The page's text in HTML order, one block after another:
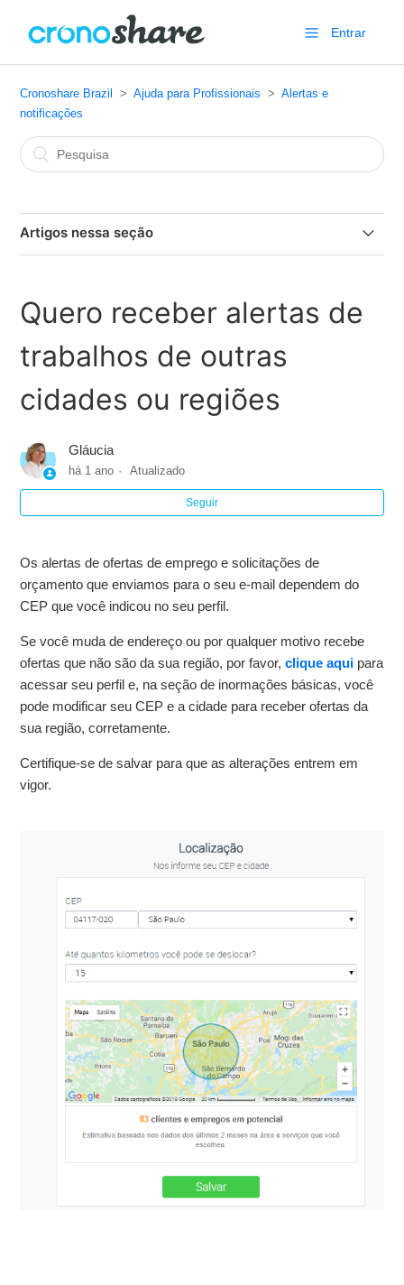
Entrar
Cronoshare Brazil Ajuda para Profissionais
Alertas e
notificações
Artigos nessa seção
que devo fazer?
Habilitar notificações push para novos alertas de trabalho
Desejo alterar o e-mail em que as ofertas chegam para
Recebo muitos e-mails por dia, de Cronoshare, posso
receber menos?
Recebo ofertas de trabalho que não são da minha
especialidade. Como posso receber, apenas, as que me
Não quero receber notícias nem boletins da Cronoshare
(apenas novas ofertas)
regiões
Quero receber alertas de
trabalhos de outras
cidades ou regiões
Gláucia
há 1 ano Atualizado
Seguir
Os alertas de ofertas de emprego e solicitações de
orçamento que enviamos para o seu e-mail dependem do
CEP que você indicou no seu perfil.
Se você muda de endereço ou por qualquer motivo recebe
ofertas que não são da sua região, por favor, clique aqui para
acessar seu perfil e, na seção de inormações básicas, você
pode modificar seu CEP e a cidade para receber ofertas da
sua região, corretamente.
Certifique-se de salvar para que as alterações entrem em
vigor.